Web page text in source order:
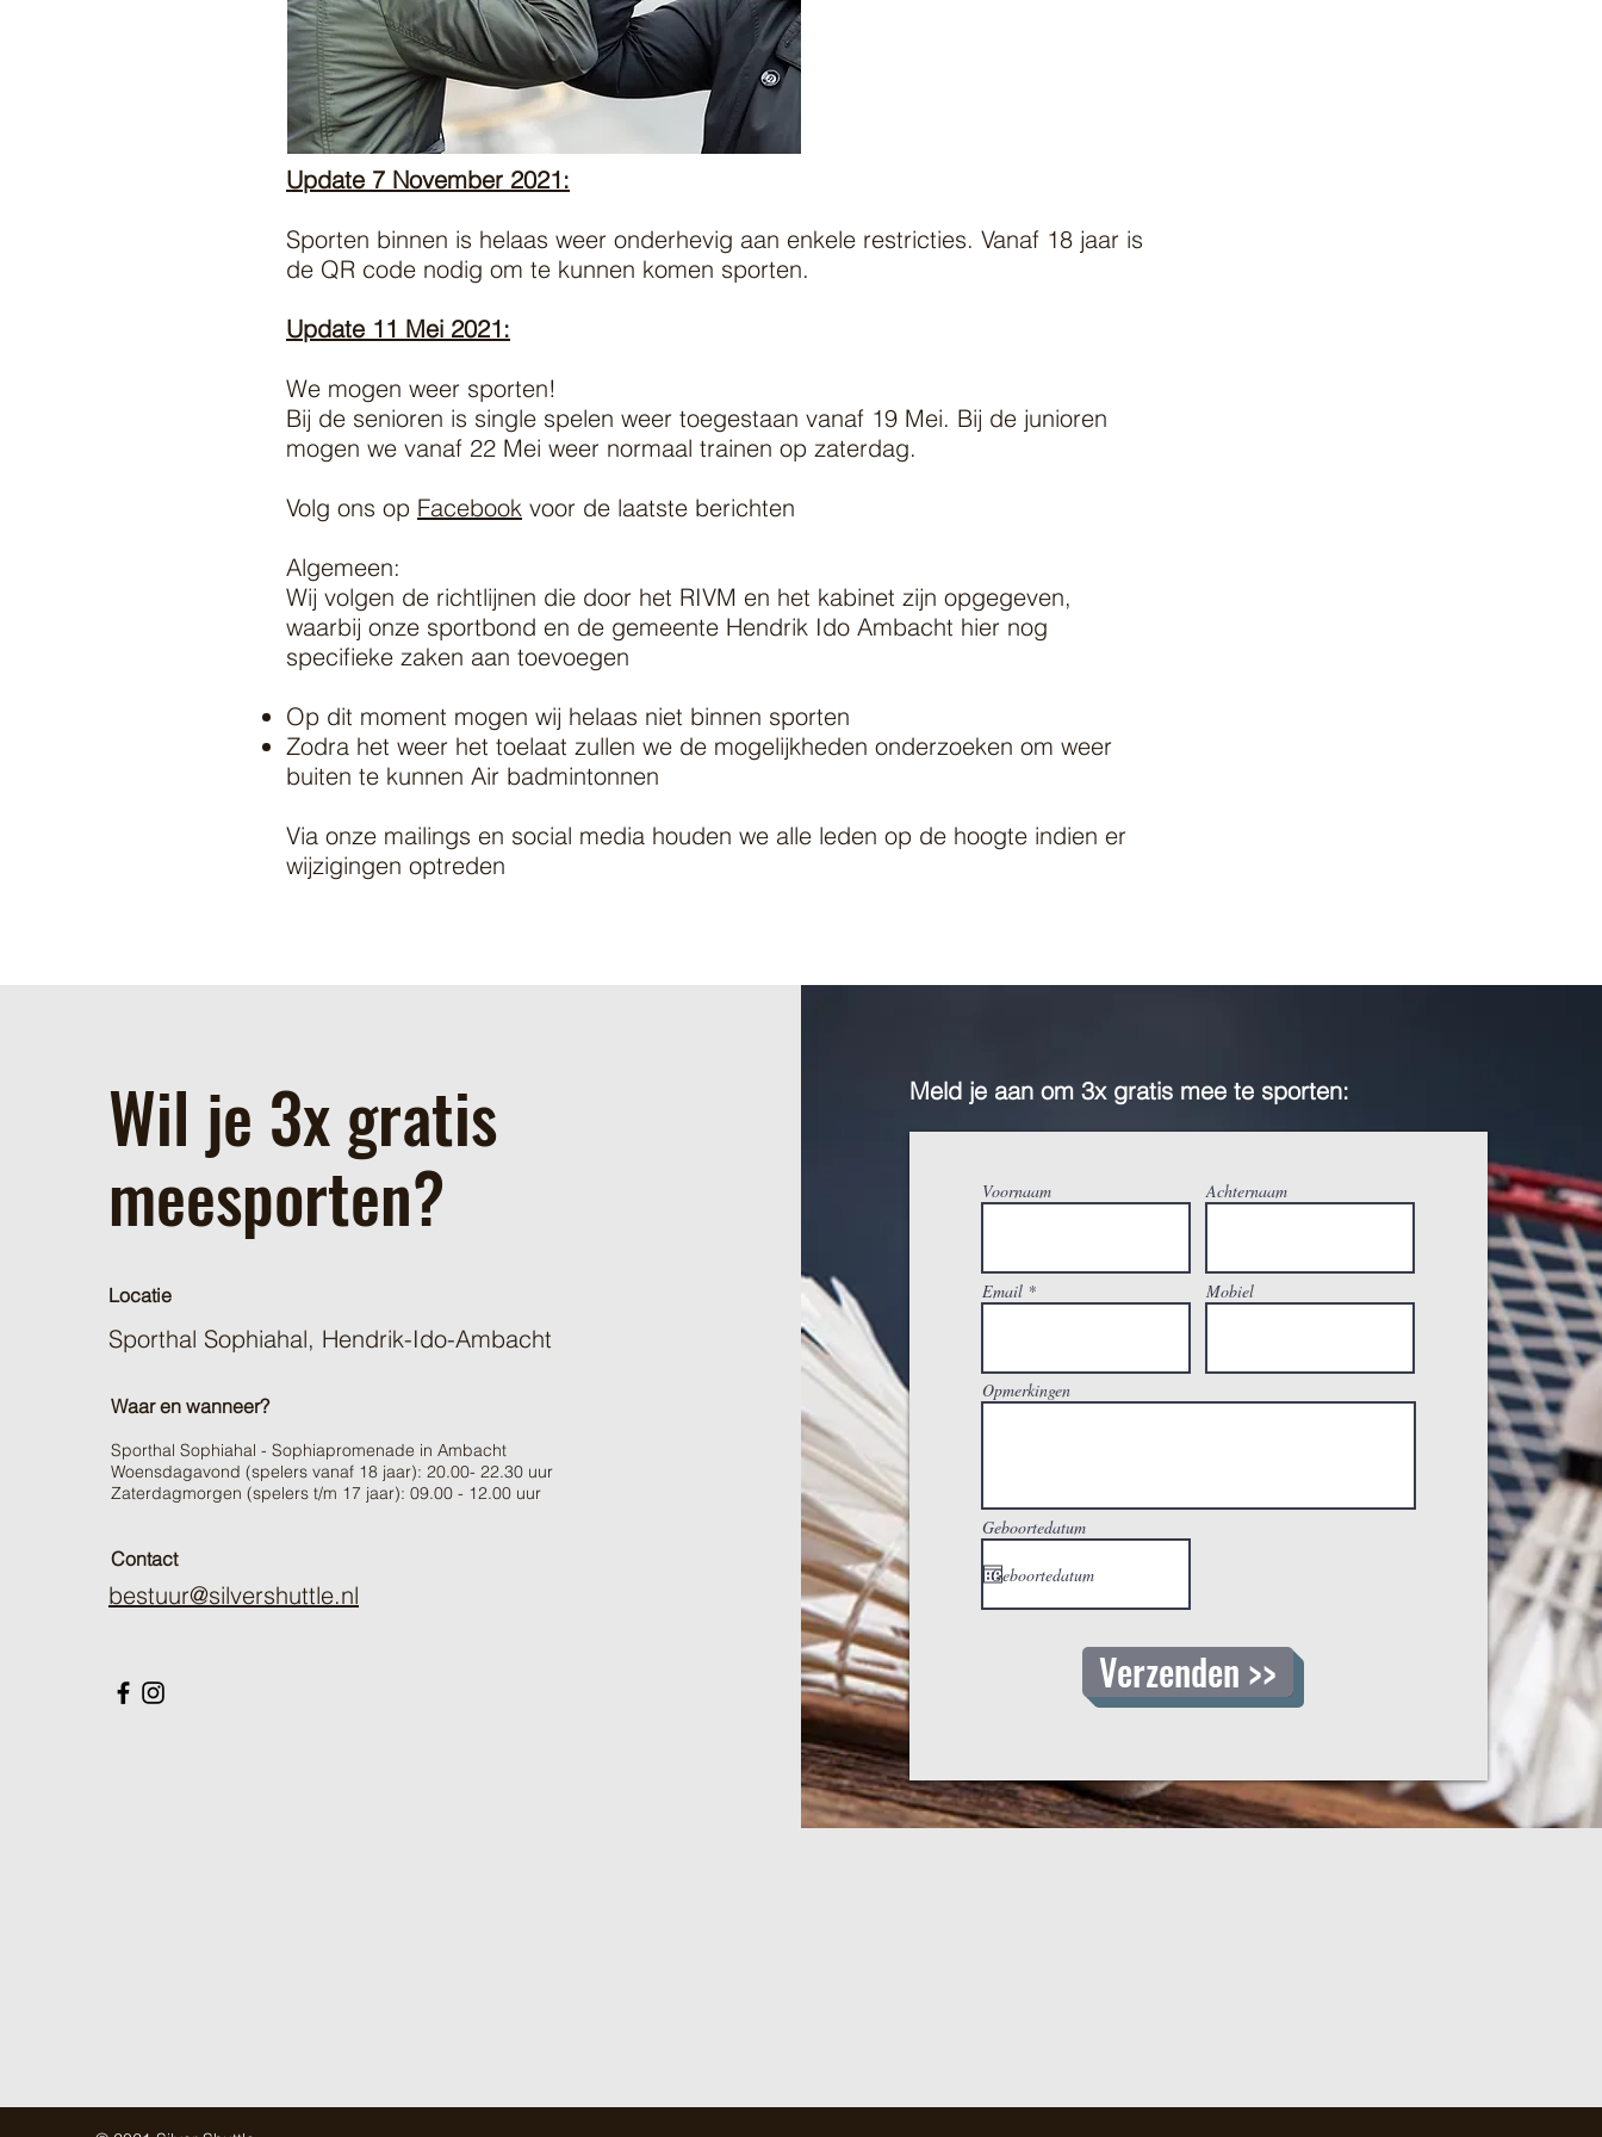
Update 7 November 2021:
Sporten binnen is helaas weer onderhevig aan enkele restricties. Vanaf 18 jaar is
de QR code nodig om te kunnen komen sporten.
Update 11 Mei 2021:
We mogen weer sporten!
Bij de senioren is single spelen weer toegestaan vanaf 19 Mei. Bij de junioren
mogen we vanaf 22 Mei weer normaal trainen op zaterdag.
Volg ons op Facebook voor de laatste berichten
Algemeen:
Wij volgen de richtlijnen die door het RIVM en het kabinet zijn opgegeven,
waarbij onze sportbond en de gemeente Hendrik Ido Ambacht hier nog
specifieke zaken aan toevoegen
Op dit moment mogen wij helaas niet binnen sporten
Zodra het weer het toelaat zullen we de mogelijkheden onderzoeken om weer
buiten te kunnen Air badmintonnen
Via onze mailings en social media houden we alle leden op de hoogte indien er
wijzigingen optreden
Wil je 3x gratis
meesporten?
Locatie
Sporthal Sophiahal, Hendrik-Ido-Ambacht
Waar en wanneer?
Sporthal Sophiahal - Sophiapromenade in Ambacht
Woensdagavond (spelers vanaf 18 jaar): 20.00- 22.30 uur
Zaterdagmorgen (spelers t/m 17 jaar): 09.00 - 12.00 uur
Contact
bestuur@silvershuttle.nl
Meld je aan om 3x gratis mee te sporten:
Voornaam
Email
Achternaam
Mobiel
Opmerkingen
Geboortedatum
Verzenden >>